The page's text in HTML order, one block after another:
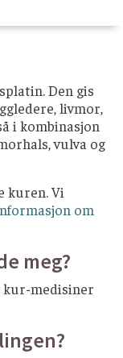
Den gis
livmor,
i kombinasjon
vulva og
kuren. Vi
om
meg?
kur-medisiner